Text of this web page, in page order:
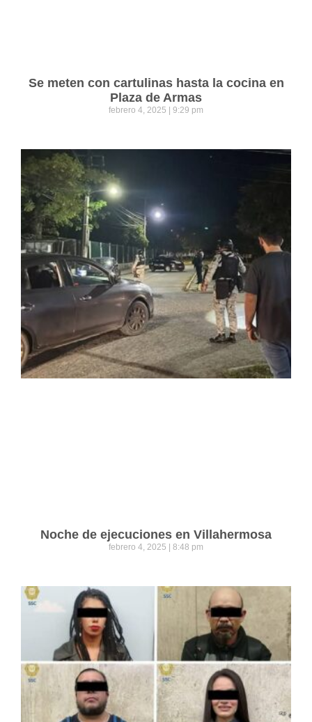
Se meten con cartulinas hasta la cocina en
Plaza de Armas
febrero 4, 2025 9:29 pm
Noche de ejecuciones en Villahermosa
febrero 4, 2025 8:48 pm